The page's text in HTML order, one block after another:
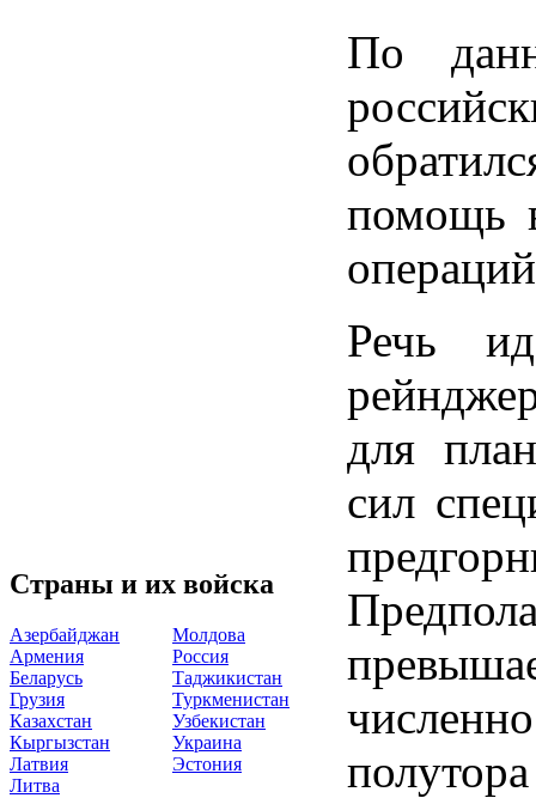
Страны и их войска
Азербайджан
Армения
Беларусь
Грузия
Казахстан
Кыргызстан
Латвия
Литва
Молдова
Россия
Таджикистан
Туркменистан
Узбекистан
Украина
Эстония
По
помощь
Речь
для
сил